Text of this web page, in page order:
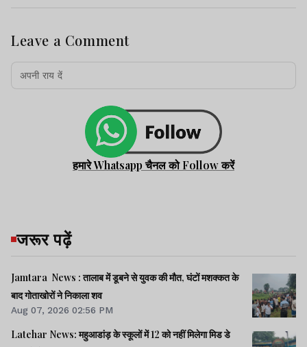
Leave a Comment
हमारे Whatsapp चैनल को Follow करें
जरूर पढ़ें
Jamtara News : तालाब में डूबने से युवक की मौत, घंटों मशक्कत के
बाद गोताखोरों ने निकाला शव
Aug 07, 2026 02:56 PM
Latehar News: महुआडांड़ के स्कूलों में 12 को नहीं मिलेगा मिड डे